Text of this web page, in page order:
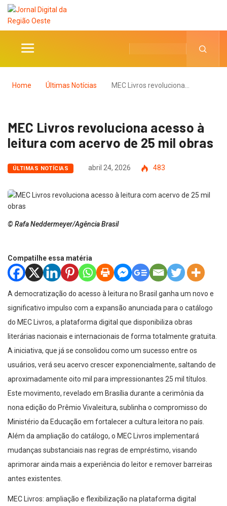
Home Últimas Notícias MEC Livros revoluciona…
MEC Livros revoluciona acesso à
leitura com acervo de 25 mil obras
ÚLTIMAS NOTÍCIAS abril 24, 2026 483
© Rafa Neddermeyer/Agência Brasil
Compatilhe essa matéria
A democratização do acesso à leitura no Brasil ganha um novo e
significativo impulso com a expansão anunciada para o catálogo
do MEC Livros, a plataforma digital que disponibiliza obras
literárias nacionais e internacionais de forma totalmente gratuita.
A iniciativa, que já se consolidou como um sucesso entre os
usuários, verá seu acervo crescer exponencialmente, saltando de
aproximadamente oito mil para impressionantes 25 mil títulos.
Este movimento, revelado em Brasília durante a cerimônia da
nona edição do Prêmio Vivaleitura, sublinha o compromisso do
Ministério da Educação em fortalecer a cultura leitora no país.
Além da ampliação do catálogo, o MEC Livros implementará
mudanças substanciais nas regras de empréstimo, visando
aprimorar ainda mais a experiência do leitor e remover barreiras
antes existentes.
MEC Livros: ampliação e flexibilização na plataforma digital